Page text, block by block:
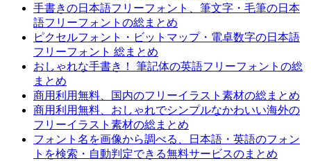
手書きの日本語フリーフォント、筆文字・毛筆の日本
語フリーフォントの総まとめ
ピクセルフォント・ビットマップ・電卓数字の日本語
フリーフォント 総まとめ
おしゃれな手書き！ 筆記体の英語フリーフォントの総
まとめ
商用利用無料、国内のフリーイラスト素材の総まとめ
商用利用無料、おしゃれでシンプルなかわいい海外の
フリーイラスト素材の総まとめ
フォント名を画像から調べる、日本語・英語のフォン
トを検索・自動判定できる無料サービスのまとめ